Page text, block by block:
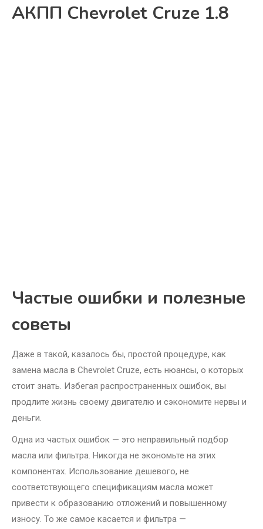
АКПП Chevrolet Cruze 1.8
Частые ошибки и полезные
советы
Даже в такой, казалось бы, простой процедуре, как
замена масла в Chevrolet Cruze, есть нюансы, о которых
стоит знать. Избегая распространенных ошибок, вы
продлите жизнь своему двигателю и сэкономите нервы и
деньги.
Одна из частых ошибок — это неправильный подбор
масла или фильтра. Никогда не экономьте на этих
компонентах. Использование дешевого, не
соответствующего спецификациям масла может
привести к образованию отложений и повышенному
износу. То же самое касается и фильтра —